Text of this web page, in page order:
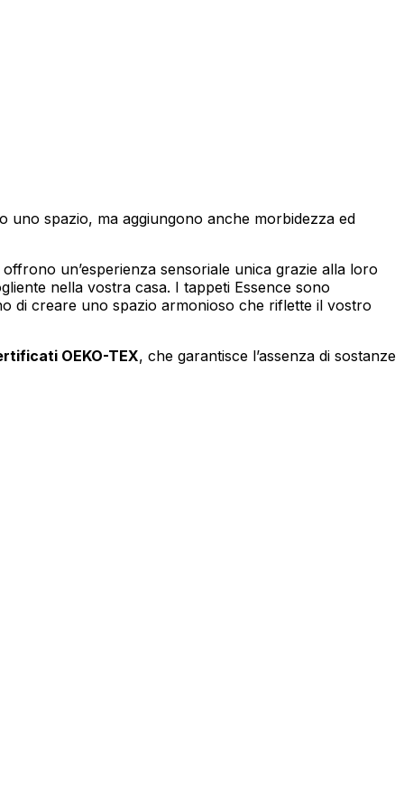
uno spazio, ma aggiungono anche morbidezza ed
un’esperienza sensoriale unica grazie alla loro
nella vostra casa. I tappeti Essence sono
di creare uno spazio armonioso che riflette il vostro
OEKO-TEX, che garantisce l’assenza di sostanze
di essi. Questi cookie non